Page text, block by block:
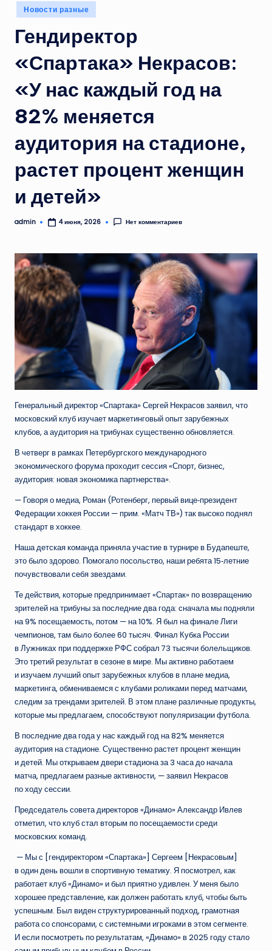
Опубликовано
в
Новости разные
Гендиректор
«Спартака» Некрасов:
«У нас каждый год на
82% меняется
аудитория на стадионе,
растет процент женщин
и детей»
Запись
admin 4 июня, 2026 Нет комментариев
Генеральный директор «Спартака» Сергей Некрасов заявил, что
московский клуб изучает маркетинговый опыт зарубежных
клубов, а аудитория на трибунах существенно обновляется.
В четверг в рамках Петербургского международного
экономического форума проходит сессия «Спорт, бизнес,
аудитория: новая экономика партнерства».
— Говоря о медиа, Роман (Ротенберг, первый вице‑президент
Федерации хоккея России — прим. «Матч ТВ») так высоко поднял
стандарт в хоккее.
Наша детская команда приняла участие в турнире в Будапеште,
это было здорово. Помогало посольство, наши ребята 15‑летние
почувствовали себя звездами.
Те действия, которые предпринимает «Спартак» по возвращению
зрителей на трибуны за последние два года: сначала мы подняли
на 9% посещаемость, потом — на 10%. Я был на финале Лиги
чемпионов, там было более 60 тысяч. Финал Кубка России
в Лужниках при поддержке РФС собрал 73 тысячи болельщиков.
Это третий результат в сезоне в мире. Мы активно работаем
и изучаем лучший опыт зарубежных клубов в плане медиа,
маркетинга, обмениваемся с клубами роликами перед матчами,
следим за трендами зрителей. В этом плане различные продукты,
которые мы предлагаем, способствуют популяризации футбола.
В последние два года у нас каждый год на 82% меняется
аудитория на стадионе. Существенно растет процент женщин
и детей. Мы открываем двери стадиона за 3 часа до начала
матча, предлагаем разные активности, — заявил Некрасов
по ходу сессии.
Председатель совета директоров «Динамо» Александр Ивлев
отметил, что клуб стал вторым по посещаемости среди
московских команд.
— Мы с [гендиректором «Спартака»] Сергеем [Некрасовым]
в один день вошли в спортивную тематику. Я посмотрел, как
работает клуб «Динамо» и был приятно удивлен. У меня было
хорошее представление, как должен работать клуб, чтобы быть
успешным. Был виден структурированный подход, грамотная
работа со спонсорами, с системными игроками в этом сегменте.
И если посмотреть по результатам, «Динамо» в 2025 году стало